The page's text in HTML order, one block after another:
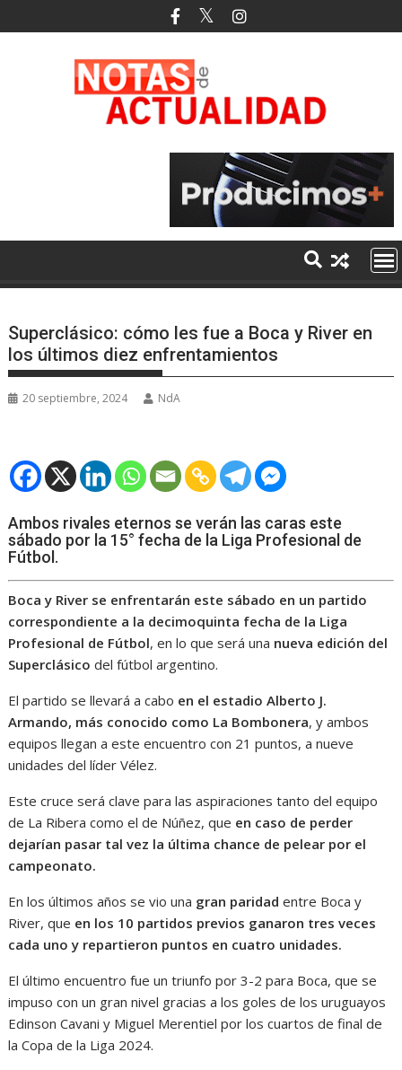
al
Superclásico: cómo les fue a Boca y River en
los últimos diez enfrentamientos
20 septiembre, 2024 NdA
Ambos rivales eternos se verán las caras este
sábado por la 15° fecha de la Liga Profesional de
Fútbol.
Boca y River se enfrentarán este sábado en un partido
correspondiente a la decimoquinta fecha de la Liga
Profesional de Fútbol, en lo que será una nueva edición del
Superclásico del fútbol argentino.
El partido se llevará a cabo en el estadio Alberto J.
Armando, más conocido como La Bombonera, y ambos
equipos llegan a este encuentro con 21 puntos, a nueve
unidades del líder Vélez.
Este cruce será clave para las aspiraciones tanto del equipo
de La Ribera como el de Núñez, que en caso de perder
dejarían pasar tal vez la última chance de pelear por el
campeonato.
En los últimos años se vio una gran paridad entre Boca y
River, que en los 10 partidos previos ganaron tres veces
cada uno y repartieron puntos en cuatro unidades.
El último encuentro fue un triunfo por 3-2 para Boca, que se
impuso con un gran nivel gracias a los goles de los uruguayos
Edinson Cavani y Miguel Merentiel por los cuartos de final de
la Copa de la Liga 2024.